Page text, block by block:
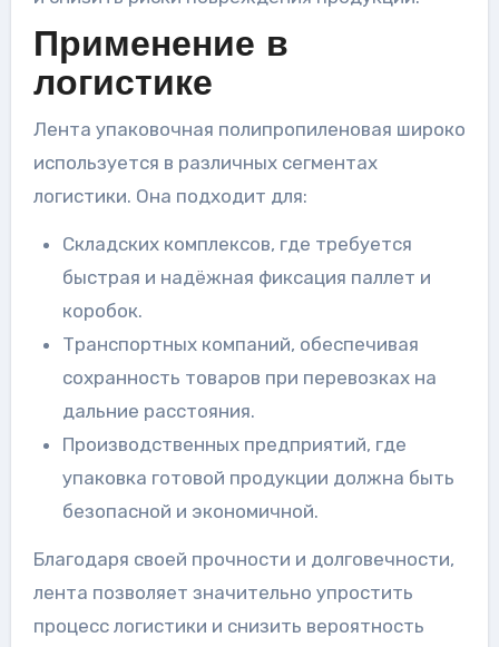
Применение в
логистике
Лента упаковочная полипропиленовая широко
используется в различных сегментах
логистики. Она подходит для:
Складских комплексов, где требуется
быстрая и надёжная фиксация паллет и
коробок.
Транспортных компаний, обеспечивая
сохранность товаров при перевозках на
дальние расстояния.
Производственных предприятий, где
упаковка готовой продукции должна быть
безопасной и экономичной.
Благодаря своей прочности и долговечности,
лента позволяет значительно упростить
процесс логистики и снизить вероятность